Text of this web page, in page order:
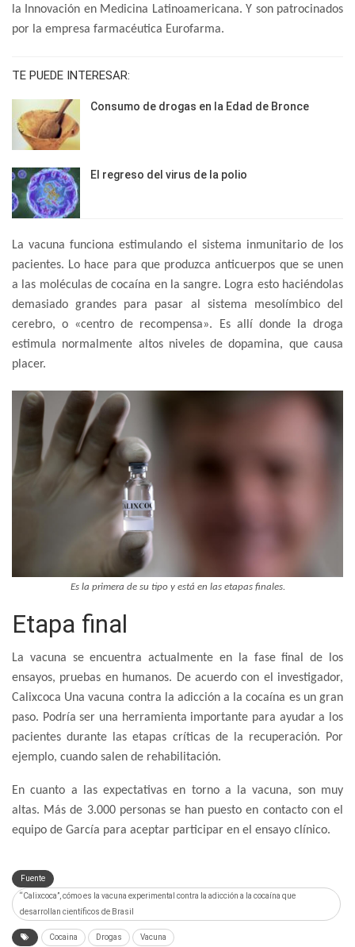
la Innovación en Medicina Latinoamericana. Y son patrocinados
por la empresa farmacéutica Eurofarma.
TE PUEDE INTERESAR:
Consumo de drogas en la Edad de Bronce
El regreso del virus de la polio
La vacuna funciona estimulando el sistema inmunitario de los
pacientes. Lo hace para que produzca anticuerpos que se unen
a las moléculas de cocaína en la sangre. Logra esto haciéndolas
demasiado grandes para pasar al sistema mesolímbico del
cerebro, o «centro de recompensa». Es allí donde la droga
estimula normalmente altos niveles de dopamina, que causa
placer.
Es la primera de su tipo y está en las etapas finales.
Etapa final
La vacuna se encuentra actualmente en la fase final de los
ensayos, pruebas en humanos. De acuerdo con el investigador,
Calixcoca Una vacuna contra la adicción a la cocaína es un gran
paso. Podría ser una herramienta importante para ayudar a los
pacientes durante las etapas críticas de la recuperación. Por
ejemplo, cuando salen de rehabilitación.
En cuanto a las expectativas en torno a la vacuna, son muy
altas. Más de 3.000 personas se han puesto en contacto con el
equipo de García para aceptar participar en el ensayo clínico.
Fuente
“Calixcoca”, cómo es la vacuna experimental contra la adicción a la cocaína que
desarrollan científicos de Brasil
Cocaina Drogas Vacuna